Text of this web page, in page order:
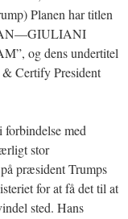
Planen har titlen
og dens undertitel
Certify President
forbindelse med
stor
præsident Trumps
for at få det til at
sted. Hans